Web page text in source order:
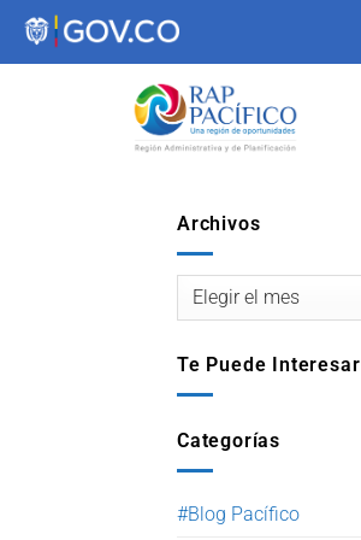
contenido
Archivos
Te Puede Interesar
Categorías
#Blog Pacífico